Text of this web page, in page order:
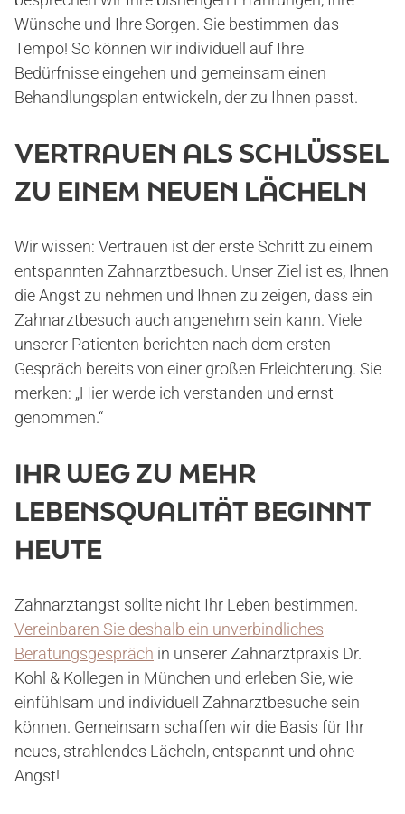
ANGSTPATIENTEN
ANGSTPATIENTEN-TEST
ZAHNIMPLANTATE
VOLLNARKOSE
WURZELBEHANDLUNG
KONTAKT/ANFAHRT
Wünsche und Ihre Sorgen. Sie bestimmen das
Tempo! So können wir individuell auf Ihre
Bedürfnisse eingehen und gemeinsam einen
Behandlungsplan entwickeln, der zu Ihnen passt.
VERTRAUEN ALS SCHLÜSSEL
ZU EINEM NEUEN LÄCHELN
Wir wissen: Vertrauen ist der erste Schritt zu einem
entspannten Zahnarztbesuch. Unser Ziel ist es, Ihnen
die Angst zu nehmen und Ihnen zu zeigen, dass ein
Zahnarztbesuch auch angenehm sein kann. Viele
unserer Patienten berichten nach dem ersten
Gespräch bereits von einer großen Erleichterung. Sie
merken: „Hier werde ich verstanden und ernst
genommen.“
IHR WEG ZU MEHR
LEBENSQUALITÄT BEGINNT
HEUTE
Zahnarztangst sollte nicht Ihr Leben bestimmen.
Vereinbaren Sie deshalb ein unverbindliches
Beratungsgespräch in unserer Zahnarztpraxis Dr.
Kohl & Kollegen in München und erleben Sie, wie
einfühlsam und individuell Zahnarztbesuche sein
können. Gemeinsam schaffen wir die Basis für Ihr
neues, strahlendes Lächeln, entspannt und ohne
Angst!